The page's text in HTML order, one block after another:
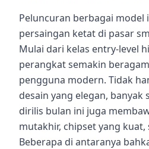
Peluncuran berbagai model
persaingan ketat di pasar
Mulai dari kelas entry-level
perangkat semakin
pengguna modern. Tidak
desain yang elegan, banyak
dirilis bulan ini juga
mutakhir, chipset yang
Beberapa di antaranya